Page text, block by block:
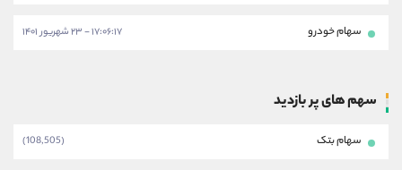
سهام خودرو ۱۷:۰۶:۱۷ - ۲۳ شهریور ۱۴۰۱
سهم های پر بازدید
سهام بتک (108,505)